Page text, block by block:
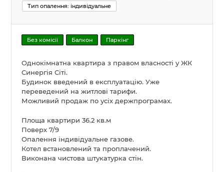
Тип опалення: індивідуальне
Без комісії Балкон Паркінг
Однокімнатна квартира з правом власності у ЖК
Синергія Сіті.
Будинок введений в експлуатацію. Уже
переведений на житлові тарифи.
Можливий продаж по усіх держпрограмах.
Площа квартири 36.2 кв.м
Поверх 7/9
Опалення індивідуальне газове.
Котел встановлений та проплачений.
Виконана чистова штукатурка стін.